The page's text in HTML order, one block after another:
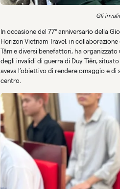
Gli
In occasione del 77° anniversario della
Horizon Vietnam Travel, in
Tâm e diversi benefattori, ha
degli invalidi di guerra di Duy Tiên,
aveva l’obiettivo di rendere omaggio e
centro.